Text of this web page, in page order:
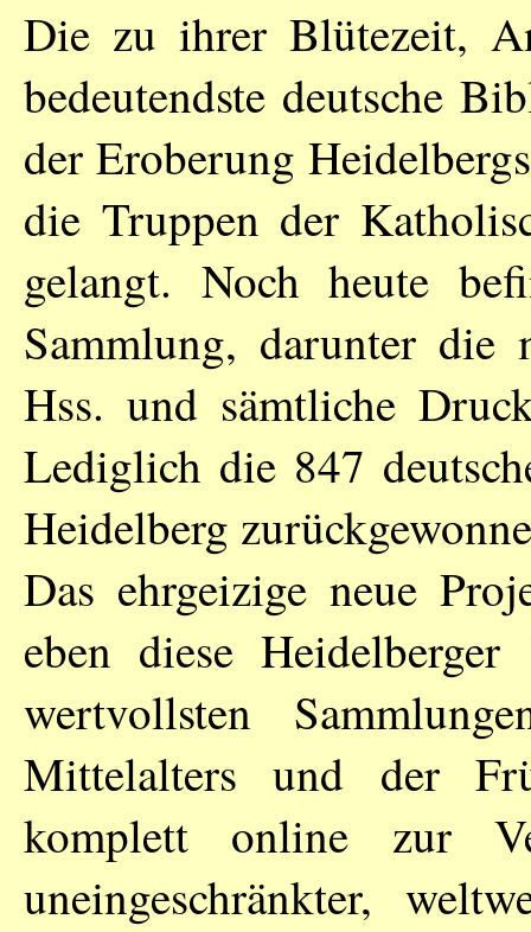
Die zu ihrer Blütezeit,
bedeutendste deutsche
der Eroberung
die Truppen der
gelangt. Noch heute
Sammlung, darunter die
Hss. und sämtliche
Lediglich die 847
Heidelberg
Das ehrgeizige neue
eben diese
wertvollsten
Mittelalters und der
komplett online zur
uneingeschränkter,